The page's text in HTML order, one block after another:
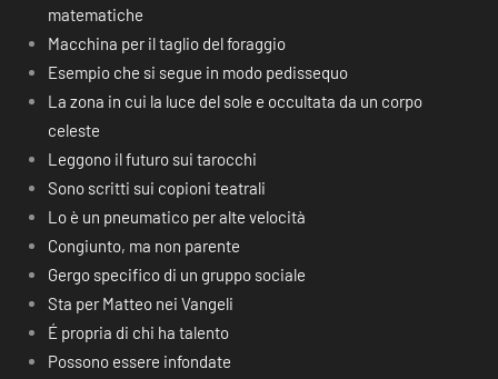
matematiche
Macchina per il taglio del foraggio
Esempio che si segue in modo pedissequo
La zona in cui la luce del sole e occultata da un corpo
celeste
Leggono il futuro sui tarocchi
Sono scritti sui copioni teatrali
Lo è un pneumatico per alte velocità
Congiunto, ma non parente
Gergo specifico di un gruppo sociale
Sta per Matteo nei Vangeli
É propria di chi ha talento
Possono essere infondate